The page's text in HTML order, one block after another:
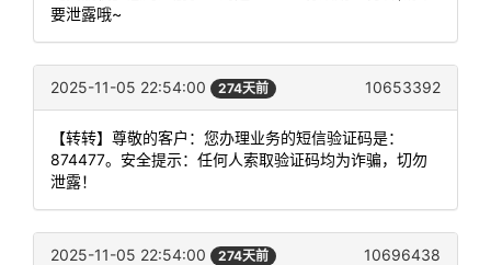
要泄露哦~
2025-11-05 22:54:00 274天前 10653392
【转转】尊敬的客户：您办理业务的短信验证码是：
874477。安全提示：任何人索取验证码均为诈骗，切勿
泄露！
2025-11-05 22:54:00 274天前 10696438